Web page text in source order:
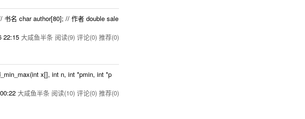
名 char author[80]; // 作者 double sale
22:15 大咸鱼半条 阅读(9) 评论(0) 推荐(0)
x[], int n, int *pmin, int *p
大咸鱼半条 阅读(10) 评论(0) 推荐(0)